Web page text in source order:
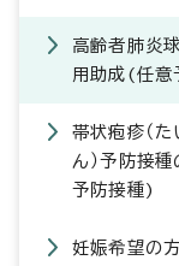
高齢者肺炎
用助成(任意
帯状疱疹（た
ん）予防接
予防接種)
妊娠希望の